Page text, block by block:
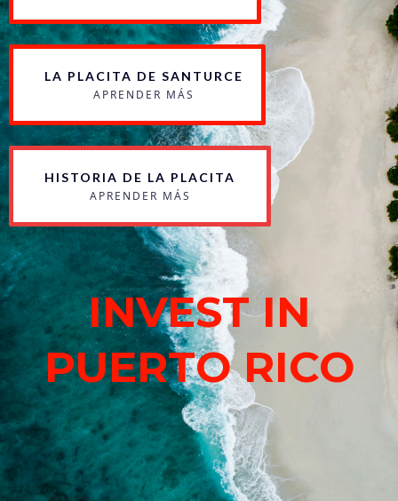
LA PLACITA DE SANTURCE
APRENDER MÁS
HISTORIA DE LA PLACITA
APRENDER MÁS
INVEST IN
PUERTO RICO